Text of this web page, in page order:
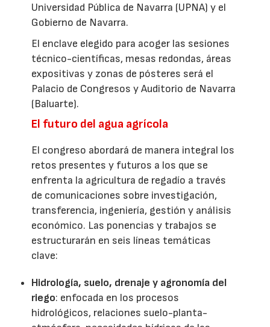
Universidad Pública de Navarra (UPNA) y el
Gobierno de Navarra.
El enclave elegido para acoger las sesiones
técnico-científicas, mesas redondas, áreas
expositivas y zonas de pósteres será el
Palacio de Congresos y Auditorio de Navarra
(Baluarte).
El futuro del agua agrícola
El congreso abordará de manera integral los
retos presentes y futuros a los que se
enfrenta la agricultura de regadío a través
de comunicaciones sobre investigación,
transferencia, ingeniería, gestión y análisis
económico. Las ponencias y trabajos se
estructurarán en seis líneas temáticas
clave:
Hidrología, suelo, drenaje y agronomía del
riego: enfocada en los procesos
hidrológicos, relaciones suelo-planta-